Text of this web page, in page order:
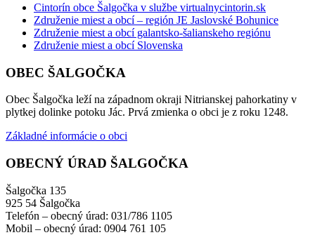
Cintorín obce Šalgočka v službe virtualnycintorin.sk
Združenie miest a obcí – región JE Jaslovské Bohunice
Združenie miest a obcí galantsko-šalianskeho regiónu
Združenie miest a obcí Slovenska
OBEC ŠALGOČKA
Obec Šalgočka leží na západnom okraji Nitrianskej pahorkatiny v
plytkej dolinke potoku Jác. Prvá zmienka o obci je z roku 1248.
Základné informácie o obci
OBECNÝ ÚRAD ŠALGOČKA
Šalgočka 135
925 54 Šalgočka
Telefón – obecný úrad: 031/786 1105
Mobil – obecný úrad: 0904 761 105